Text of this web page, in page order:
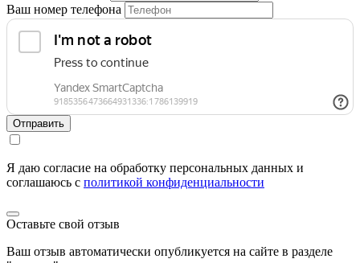
Ваш номер телефона
Отправить
Я даю согласие на обработку персональных данных и
соглашаюсь c политикой конфиденциальности
Оставьте свой отзыв
Ваш отзыв автоматически опубликуется на сайте в разделе